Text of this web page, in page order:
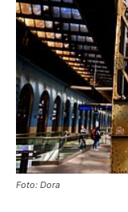
Foto: Dora